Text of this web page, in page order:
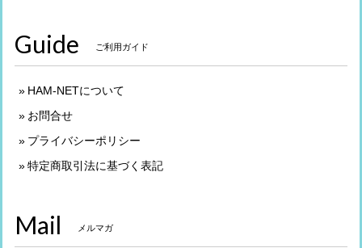
Guide ご利用ガイド
HAM-NETについて
お問合せ
プライバシーポリシー
特定商取引法に基づく表記
Mail メルマガ